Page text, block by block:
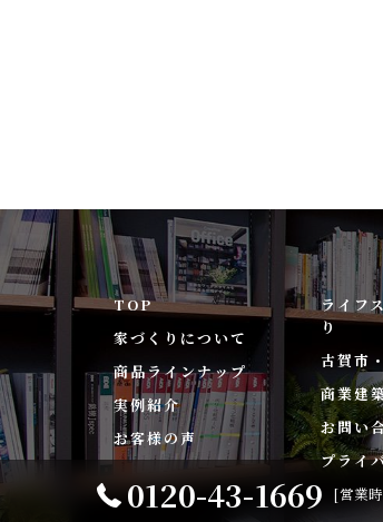
0120-43-1669 [営業
TOP
家づくりについて
商品ラインナップ
実例紹介
お客様の声
ライフ
り
古賀市
商業建
お問い
プライ
©